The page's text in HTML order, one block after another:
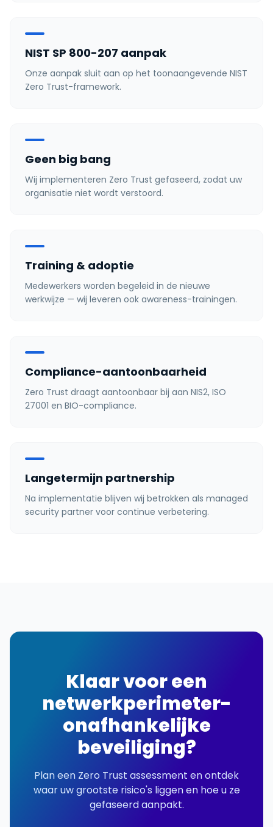
NIST SP 800-207 aanpak
Onze aanpak sluit aan op het toonaangevende NIST
Zero Trust-framework.
Geen big bang
Wij implementeren Zero Trust gefaseerd, zodat uw
organisatie niet wordt verstoord.
Training & adoptie
Medewerkers worden begeleid in de nieuwe
werkwijze — wij leveren ook awareness-trainingen.
Compliance-aantoonbaarheid
Zero Trust draagt aantoonbaar bij aan NIS2, ISO
27001 en BIO-compliance.
Langetermijn partnership
Na implementatie blijven wij betrokken als managed
security partner voor continue verbetering.
Klaar voor een
netwerkperimeter-
onafhankelijke
beveiliging?
Plan een Zero Trust assessment en ontdek
waar uw grootste risico's liggen en hoe u ze
gefaseerd aanpakt.